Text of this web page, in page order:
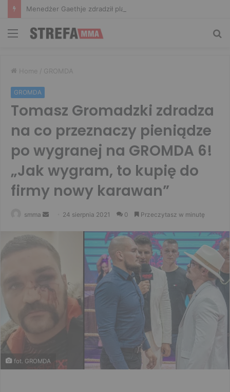
Menu
Home / GROMDA
GROMDA
Tomasz Gromadzki zdradza
na co przeznaczy pieniądze
po wygranej na GROMDA 6!
„Jak wygram, to kupię do
firmy nowy karawan”
smma
Send 24 sierpnia 2021 0 Przeczytasz w minutę
fot. GROMDA